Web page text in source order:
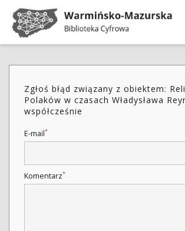
Zgłoś błąd związany z obiektem:
Polaków w czasach Władysława
współcześnie
E-mail*
Komentarz*